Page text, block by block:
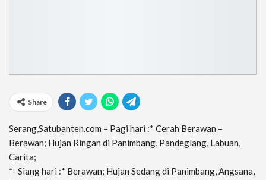
Share
Serang,Satubanten.com – Pagi hari :* Cerah Berawan –
Berawan; Hujan Ringan di Panimbang, Pandeglang, Labuan,
Carita;
*- Siang hari :* Berawan; Hujan Sedang di Panimbang, Angsana,